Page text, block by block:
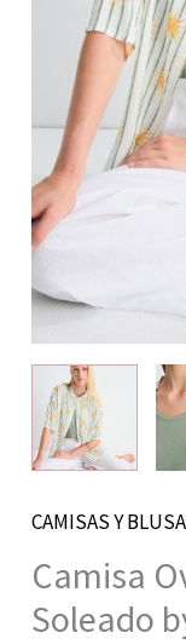
CAMISAS Y
Camisa
Soleado